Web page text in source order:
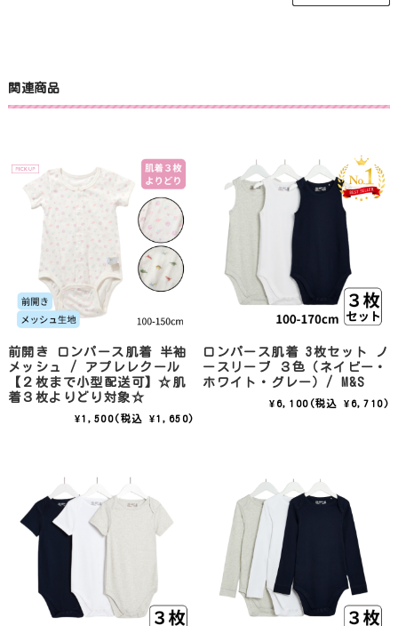
関連商品
前開き ロンパース肌着 半袖
メッシュ / アプレレクール
【２枚まで小型配送可】☆肌
着３枚よりどり対象☆
¥1,500(税込 ¥1,650)
ロンパース肌着 3枚セット ノ
ースリーブ ３色（ネイビー・
ホワイト・グレー）/ M&S
¥6,100 (税込 ¥6,710)